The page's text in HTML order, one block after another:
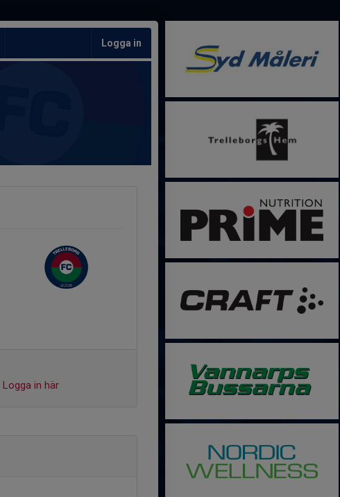
Logga in
Logga in här